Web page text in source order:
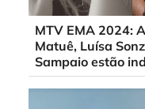
MTV EMA 2024:
Matuê, Luísa
Sampaio estão